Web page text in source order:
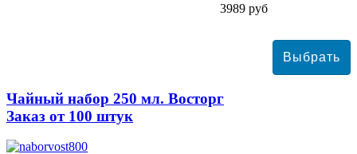
3989 руб
Чайный набор 250 мл. Восторг
Заказ от 100 штук